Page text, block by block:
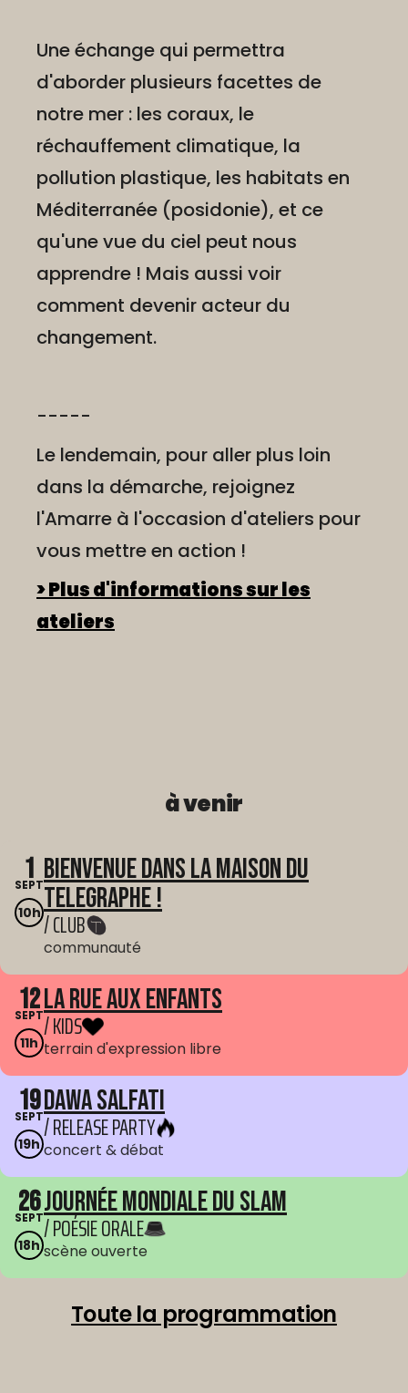
Une échange qui permettra
d'aborder plusieurs facettes de
notre mer : les coraux, le
réchauffement climatique, la
pollution plastique, les habitats en
Méditerranée (posidonie), et ce
qu'une vue du ciel peut nous
apprendre ! Mais aussi voir
comment devenir acteur du
changement.
-----
Le lendemain, pour aller plus loin
dans la démarche, rejoignez
l'Amarre à l'occasion d'ateliers pour
vous mettre en action !
> Plus d'informations sur les
ateliers
à venir
1
SEPT
10h
Bienvenue dans La Maison du
Telegraphe !
/ CLUB
communauté
12
SEPT
11h
La Rue aux enfants
/ KIDS
terrain d'expression libre
19
SEPT
19h
Dawa Salfati
/ RELEASE PARTY
concert & débat
26
SEPT
18h
Journée mondiale du Slam
/ POÉSIE ORALE
scène ouverte
Toute la programmation